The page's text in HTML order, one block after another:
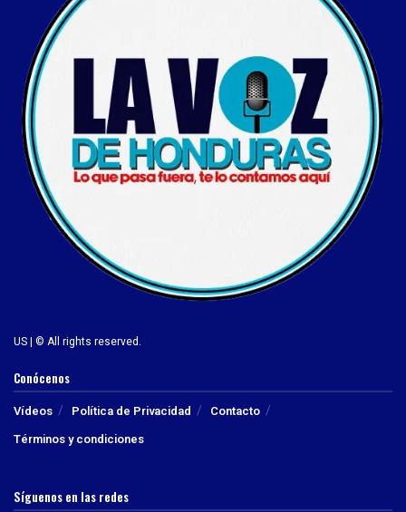
US | © All rights reserved.
Conócenos
Vídeos Política de Privacidad
Contacto
Términos y condiciones
Síguenos en las redes